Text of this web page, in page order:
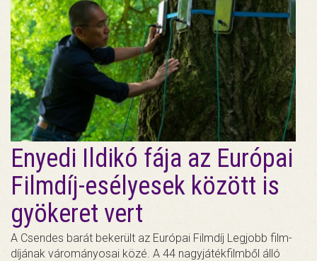
Enyedi Ildikó fája az Európai
Filmdíj-esélyesek között is
gyökeret vert
A Csendes barát bekerült az Európai Filmdíj Legjobb film-
díjának várományosai közé. A 44 nagyjátékfilmből álló